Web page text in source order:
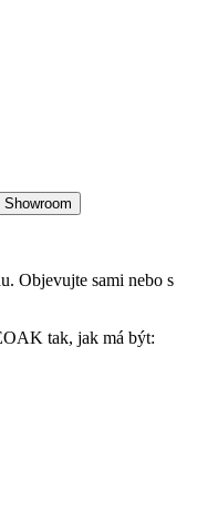
Objevujte sami nebo s
tak, jak má být: